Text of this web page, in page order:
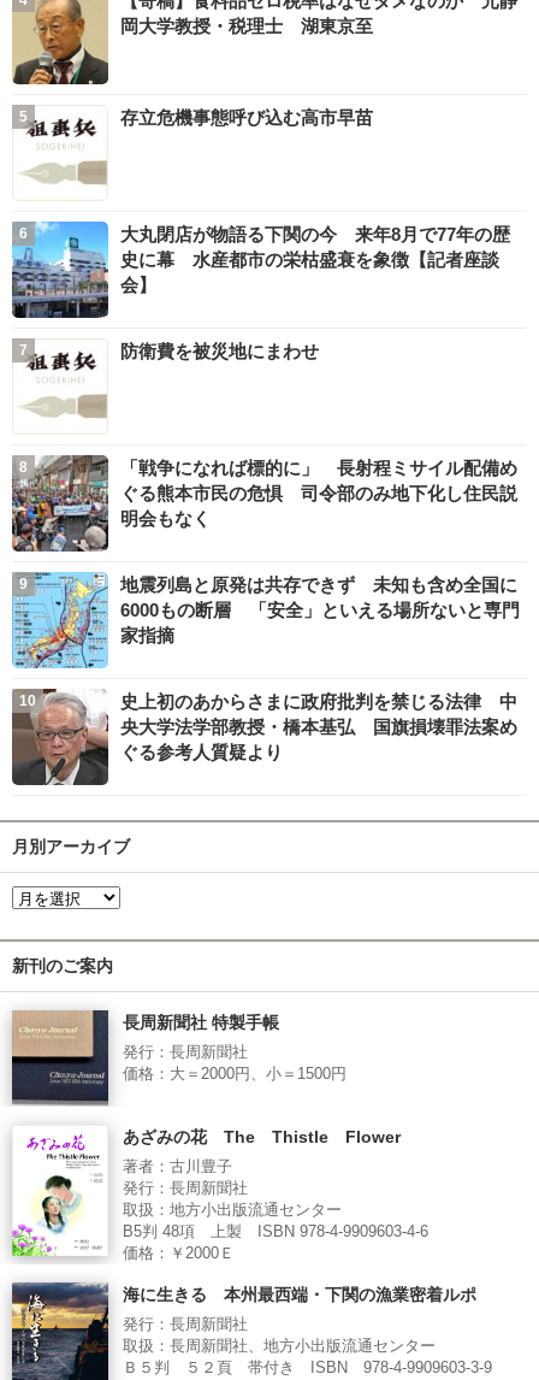
岡大学教授・税理士 湖東京至
存立危機事態呼び込む高市早苗
大丸閉店が物語る下関の今 来年8月で77年の歴
史に幕 水産都市の栄枯盛衰を象徴【記者座談
会】
防衛費を被災地にまわせ
「戦争になれば標的に」 長射程ミサイル配備め
ぐる熊本市民の危惧 司令部のみ地下化し住民説
明会もなく
地震列島と原発は共存できず 未知も含め全国に
6000もの断層 「安全」といえる場所ないと専門
家指摘
史上初のあからさまに政府批判を禁じる法律 中
央大学法学部教授・橋本基弘 国旗損壊罪法案め
ぐる参考人質疑より
月別アーカイブ
新刊のご案内
長周新聞社 特製手帳
発行：長周新聞社
価格：大＝2000円、小＝1500円
あざみの花 The Thistle Flower
著者：古川豊子
発行：長周新聞社
取扱：地方小出版流通センター
B5判 48項 上製 ISBN 978-4-9909603-4-6
価格：￥2000Ｅ
海に生きる 本州最西端・下関の漁業密着ルポ
発行：長周新聞社
取扱：長周新聞社、地方小出版流通センター
Ｂ５判 ５２頁 帯付き ISBN 978-4-9909603-3-9